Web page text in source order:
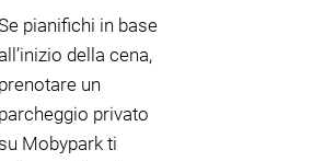
pianifichi in base
della cena,
prenotare un
parcheggio privato
su Mobypark ti